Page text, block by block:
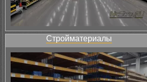
Стройматериалы